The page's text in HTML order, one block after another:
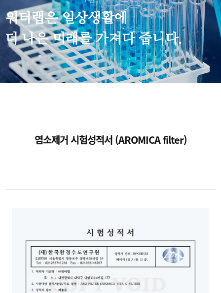
워터랩은 일상생활에
더 나은 미래를 가져다 줍니다.
염소제거 시험성적서 (AROMICA filter)